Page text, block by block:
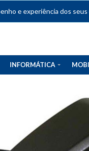
e experiência dos
INFORMÁTICA